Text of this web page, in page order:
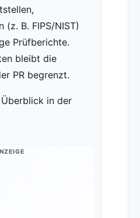
(z. B. FIPS/NIST)
Prüfberichte.
bleibt die
PR begrenzt.
in der